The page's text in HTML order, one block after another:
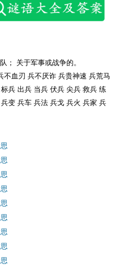
； 关于军事或战争的。
不血刃 兵不厌诈 兵贵神速 兵荒马
兵 出兵 当兵 伏兵 尖兵 救兵 练
变 兵车 兵法 兵戈 兵火 兵家 兵